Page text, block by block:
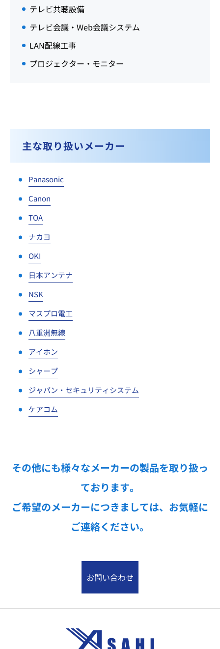
テレビ共聴設備
テレビ会議・Web会議システム
LAN配線工事
プロジェクター・モニター
主な取り扱いメーカー
Panasonic
Canon
TOA
ナカヨ
OKI
日本アンテナ
NSK
マスプロ電工
八重洲無線
アイホン
シャープ
ジャパン・セキュリティシステム
ケアコム
その他にも様々なメーカーの製品を取り扱っ
ております。
ご希望のメーカーにつきましては、お気軽に
ご連絡ください。
お問い合わせ